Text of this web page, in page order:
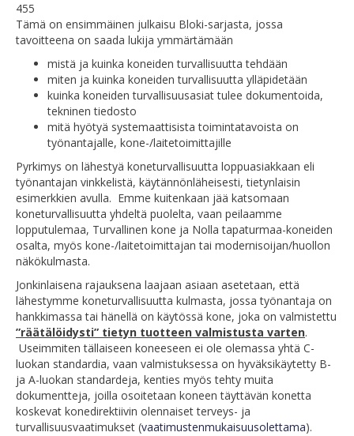
455
Tämä on ensimmäinen julkaisu Bloki-sarjasta, jossa
tavoitteena on saada lukija ymmärtämään
mistä ja kuinka koneiden turvallisuutta tehdään
miten ja kuinka koneiden turvallisuutta ylläpidetään
kuinka koneiden turvallisuusasiat tulee dokumentoida,
tekninen tiedosto
mitä hyötyä systemaattisista toimintatavoista on
työnantajalle, kone-/laitetoimittajille
Pyrkimys on lähestyä koneturvallisuutta loppuasiakkaan eli
työnantajan vinkkelistä, käytännönläheisesti, tietynlaisin
esimerkkien avulla. Emme kuitenkaan jää katsomaan
koneturvallisuutta yhdeltä puolelta, vaan peilaamme
lopputulemaa, Turvallinen kone ja Nolla tapaturmaa-koneiden
osalta, myös kone-/laitetoimittajan tai modernisoijan/huollon
näkökulmasta.
Jonkinlaisena rajauksena laajaan asiaan asetetaan, että
lähestymme koneturvallisuutta kulmasta, jossa työnantaja on
hankkimassa tai hänellä on käytössä kone, joka on valmistettu
”räätälöidysti” tietyn tuotteen valmistusta varten.
Useimmiten tällaiseen koneeseen ei ole olemassa yhtä C-
luokan standardia, vaan valmistuksessa on hyväksikäytetty B-
ja A-luokan standardeja, kenties myös tehty muita
dokumentteja, joilla osoitetaan koneen täyttävän konetta
koskevat konedirektiivin olennaiset terveys- ja
turvallisuusvaatimukset (vaatimustenmukaisuusolettama).